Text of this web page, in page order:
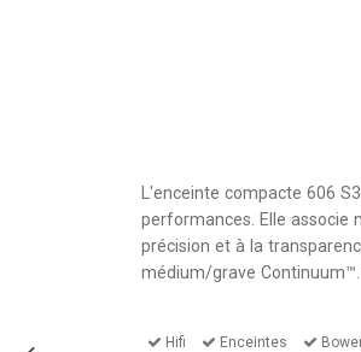
L'enceinte compacte 606
performances. Elle associe
précision et à la
médium/grave
Hifi Enceintes